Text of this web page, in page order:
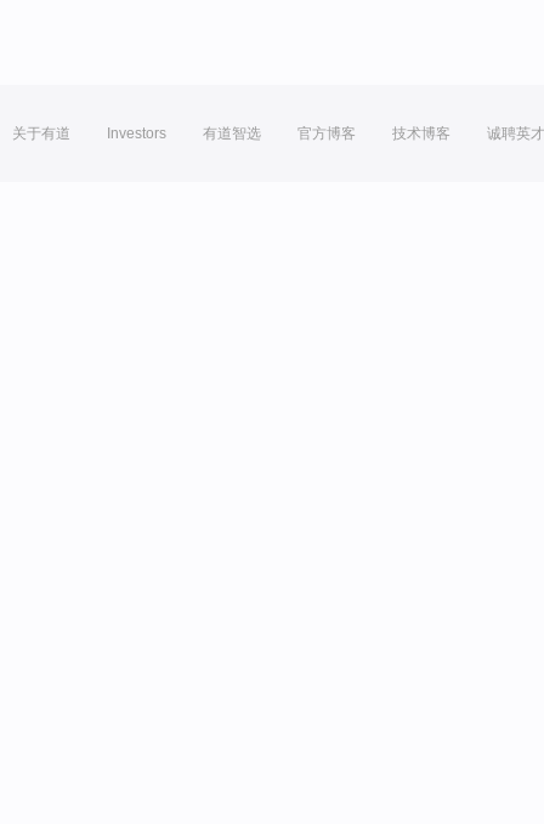
关于有道 Investors 有道智选 官方博客 技术博客 诚聘英才